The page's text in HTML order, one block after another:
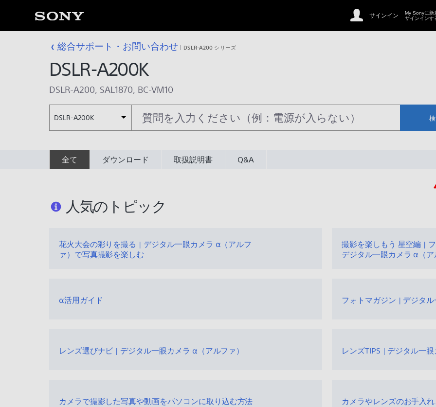
サインイン
My Sonyに新
サインインす
総合サポート・お問い合わせ DSLR-A200 シリーズ
DSLR-A200K
DSLR-A200, SAL1870, BC-VM10
DSLR-A200K
全て ダウンロード 取扱説明書 Q&A
人気のトピック
花火大会の彩りを撮る | デジタル一眼カメラ α（アルフ
ァ）で写真撮影を楽しむ
撮影を楽しもう 星空編 |
デジタル一眼カメラ α（
α活用ガイド フォトマガジン | デジタ
レンズ選びナビ | デジタル一眼カメラ α（アルファ） レンズTIPS | デジタル一
カメラで撮影した写真や動画をパソコンに取り込む方法 カメラやレンズのお手入